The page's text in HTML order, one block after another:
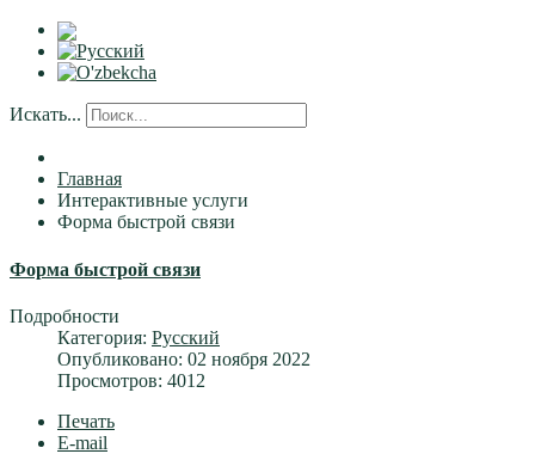
Искать...
Главная
Интерактивные услуги
Форма быстрой связи
Форма быстрой связи
Подробности
Категория: Русский
Опубликовано: 02 ноября 2022
Просмотров: 4012
Печать
E-mail